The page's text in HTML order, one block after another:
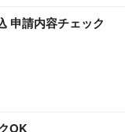
申請内容チェック
OK